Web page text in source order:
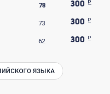
78 300
73 300
62 300
ЯЗЫКА